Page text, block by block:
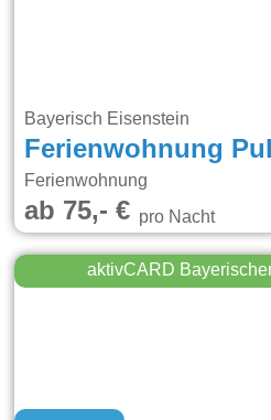
Bayerisch Eisenstein
Ferienwohnung
Ferienwohnung
ab 75,- €pro Nacht
aktivCARD